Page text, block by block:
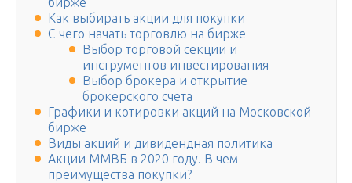
Как выбирать акции для покупки
С чего начать торговлю на бирже
Выбор торговой секции и
инструментов инвестирования
Выбор брокера и открытие
брокерского счета
Графики и котировки акций на Московской
бирже
Виды акций и дивидендная политика
Акции ММВБ в 2020 году. В чем
преимущества покупки?